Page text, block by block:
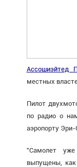
Ассошиэйтед
местных
Пилот
по радио о
аэропорту Эри-
"Самолет
выпущены,